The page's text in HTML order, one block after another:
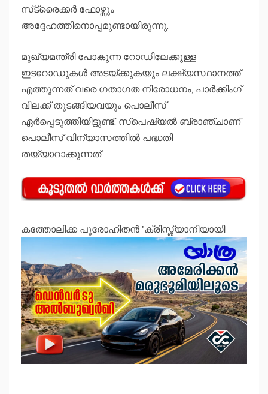
സ്‌ട്രൈക്കർ ഫോഴ്സും
അദ്ദേഹത്തിനൊപ്പമുണ്ടായിരുന്നു.
മുഖ്യമന്ത്രി പോകുന്ന റോഡിലേക്കുള്ള
ഇടറോഡുകള്‍ അടയ്ക്കുകയും ലക്ഷ്യസ്ഥാനത്ത്
എത്തുന്നത് വരെ ഗതാഗത നിരോധനം, പാർക്കിംഗ്
വിലക്ക് തുടങ്ങിയവയും പൊലീസ്
ഏർപ്പെടുത്തിയിട്ടുണ്ട്. സ്‌പെഷ്യല്‍ ബ്രാഞ്ചാണ്
പൊലീസ് വിന്യാസത്തില്‍ പദ്ധതി
തയ്യാറാക്കുന്നത്.
കത്തോലിക്ക പുരോഹിതന്‍ 'ക്രിസ്ത്യാനിയായി